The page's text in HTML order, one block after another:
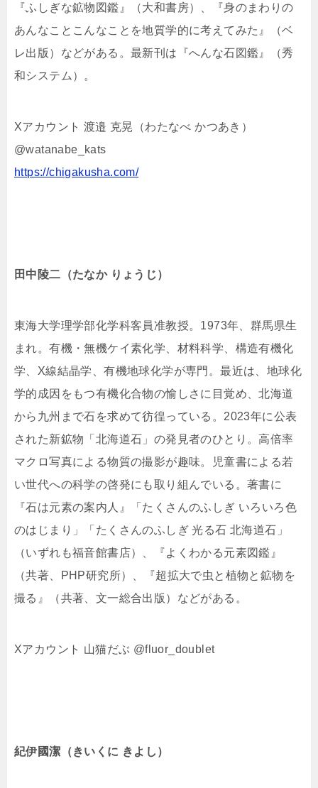
『ふしぎな鉱物図鑑』（大和書房）、『身のまわりの
あんなことこんなことを地質学的に考えてみた』（ベ
レ出版）などがある。最新刊は『へんな石図鑑』（秀
和システム）。
Xアカウント 渡邉 克晃（わたなべ かつあき）
@watanabe_kats
https://chigakusha.com/
田中陵二（たなか りょうじ）
東海大学理学部化学科客員准教授。1973年、群馬県生
まれ。有機・無機ケイ素化学、材料科学、構造有機化
学、X線結晶学、有機地球化学が専門。最近は、地球化
学的成因をもつ有機化合物の愉しさに目覚め、北海道
から九州まで石を求めて彷徨っている。2023年に公表
された新鉱物「北海道石」の発見者のひとり。高倍率
マクロ写真による物質の撮影が趣味。児童書による若
い世代への科学の啓発にも取り組んでいる。著書に
『石は元素の案内人』「たくさんのふしぎ いろいろ色
のはじまり」「たくさんのふしぎ 光る石 北海道石」
（いずれも福音館書店）、『よくわかる元素図鑑』
（共著、PHP研究所）、『超拡大で虫と植物と鉱物を
撮る』（共著、文一総合出版）などがある。
Xアカウント 山猫だぶ @fluor_doublet
紀伊國潔（きいくに きよし）